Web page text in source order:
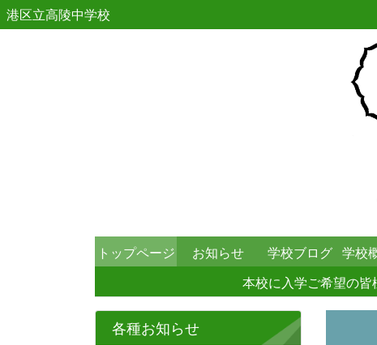
港区立高陵中学校
トップページ お知らせ 学校ブログ 学校
本校に入学ご希望の皆
各種お知らせ